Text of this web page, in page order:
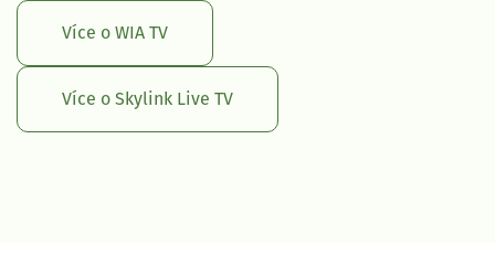
Více o WIA TV
Více o Skylink Live TV